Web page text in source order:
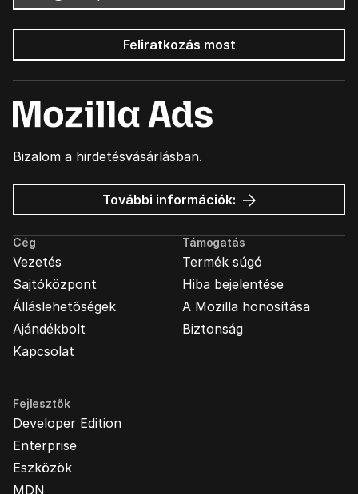
Feliratkozás most
Bizalom a hirdetésvásárlásban.
További információk: Mozilla
hirdetések
Cég
Vezetés
Sajtóközpont
Álláslehetőségek
Ajándékbolt
Kapcsolat
Támogatás
Termék súgó
Hiba bejelentése
A Mozilla honosítása
Biztonság
Fejlesztők
Developer Edition
Enterprise
Eszközök
MDN